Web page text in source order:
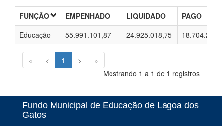
FUNÇÃO EMPENHADO LIQUIDADO
PAGO
Educação
55.991.101,87 24.925.018,75
« < 1 >
»
Mostrando 1 a 1 de 1 registros
Fundo Municipal de Educação de Lagoa dos
Gatos